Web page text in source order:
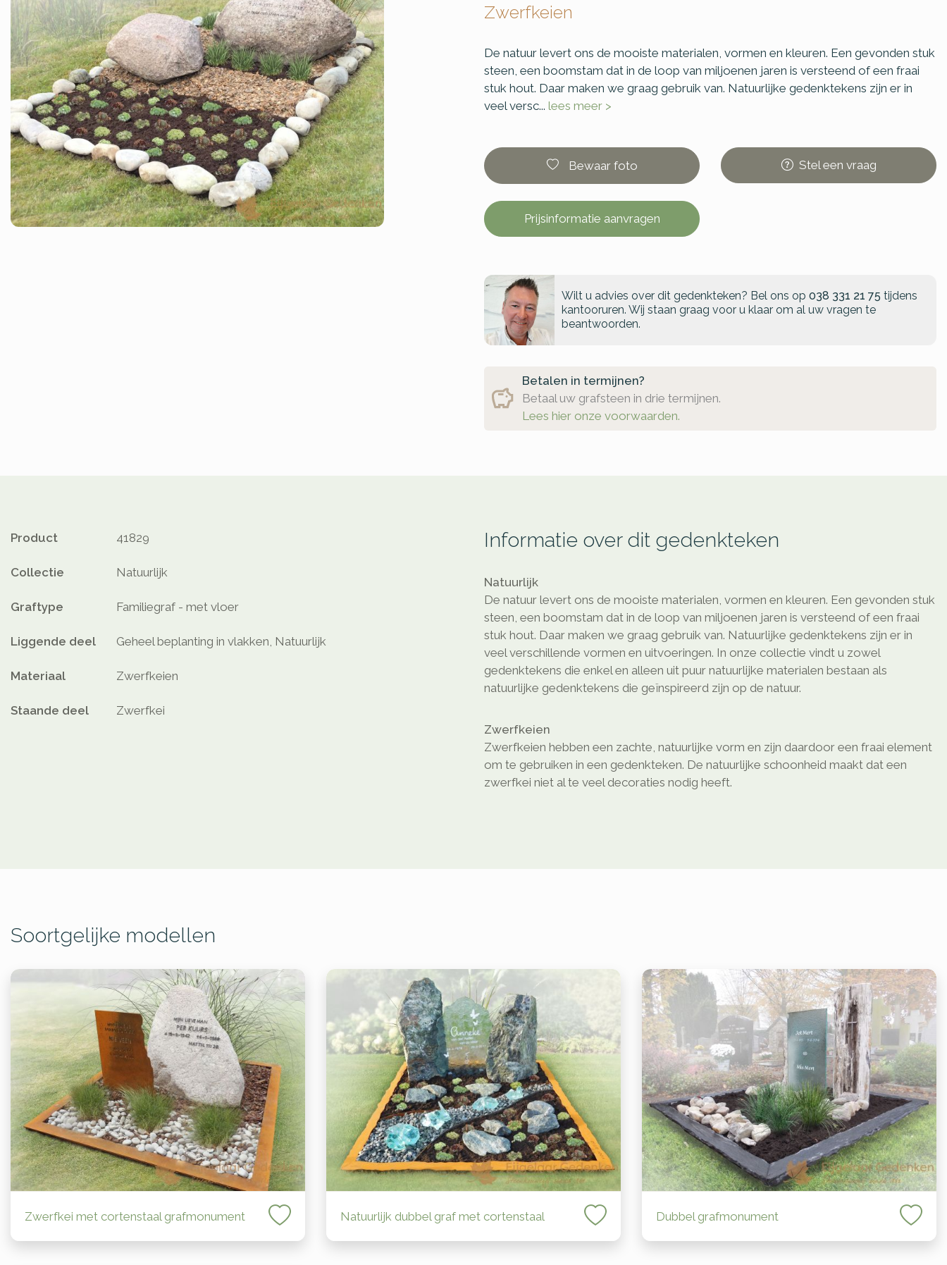
Zwerfkeien
De natuur levert ons de mooiste materialen, vormen en kleuren. Een gevonden stuk
steen, een boomstam dat in de loop van miljoenen jaren is versteend of een fraai
stuk hout. Daar maken we graag gebruik van. Natuurlijke gedenktekens zijn er in
veel versc... lees meer >
Bewaar foto Steleen vraag
Prijsinformatie aanvragen
Wilt u advies over dit gedenkteken? Bel ons op 038 331 21 75 tijdens
kantooruren. Wij staan graag voor u klaar om al uw vragen te
beantwoorden.
Betalen in termijnen?
Betaal uw grafsteen in drie termijnen.
Lees hier onze voorwaarden.
Product 41829
Collectie Natuurlijk
Graftype Familiegraf - met vloer
Liggende deel Geheel beplanting in vlakken, Natuurlijk
Materiaal Zwerfkeien
Staande deel Zwerfkei
Informatie over dit gedenkteken
Natuurlijk
De natuur levert ons de mooiste materialen, vormen en kleuren. Een gevonden stuk
steen, een boomstam dat in de loop van miljoenen jaren is versteend of een fraai
stuk hout. Daar maken we graag gebruik van. Natuurlijke gedenktekens zijn er in
veel verschillende vormen en uitvoeringen. In onze collectie vindt u zowel
gedenktekens die enkel en alleen uit puur natuurlijke materialen bestaan als
natuurlijke gedenktekens die geïnspireerd zijn op de natuur.
Zwerfkeien
Zwerfkeien hebben een zachte, natuurlijke vorm en zijn daardoor een fraai element
om te gebruiken in een gedenkteken. De natuurlijke schoonheid maakt dat een
zwerfkei niet al te veel decoraties nodig heeft.
Soortgelijke modellen
Zwerfkei met cortenstaal grafmonument Natuurlijk dubbel graf met cortenstaal Dubbel grafmonument